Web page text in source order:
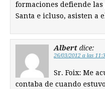
formaciones defiende las
Santa e icluso, asisten a
Albert dice:
26/03/2012 a las
Sr. Foix: Me
contaba de cuando